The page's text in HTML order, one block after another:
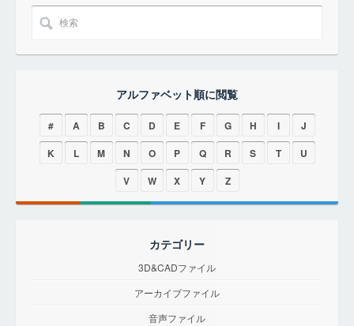
アルファベット順に閲覧
# A B C D E F G H I
J
K
L M N O P Q R S T
U
V
W X Y Z
カテゴリー
3D&CADファイル
アーカイブファイル
音声ファイル